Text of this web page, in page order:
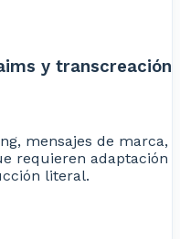
y transcreación
mensajes de marca,
requieren adaptación
literal.